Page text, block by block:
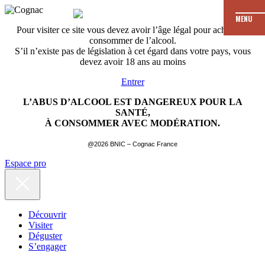
Pour visiter ce site vous devez avoir l’âge légal pour acheter et
consommer de l’alcool.
S’il n’existe pas de législation à cet égard dans votre pays, vous
devez avoir 18 ans au moins
Entrer
L’ABUS D’ALCOOL EST DANGEREUX POUR LA
SANTÉ,
À CONSOMMER AVEC MODÉRATION.
@2026 BNIC – Cognac France
MENU
Espace pro
Découvrir
Visiter
Déguster
S’engager